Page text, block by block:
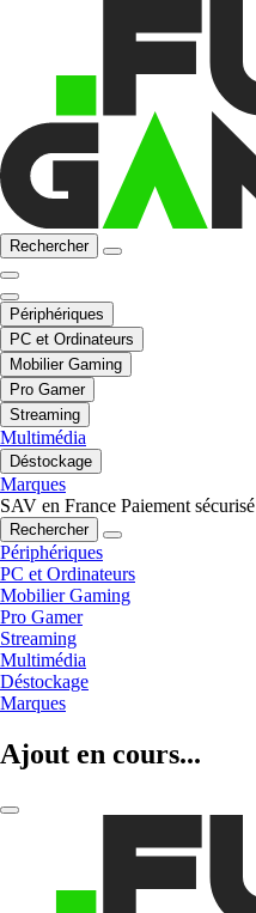
Rechercher
Périphériques
PC et Ordinateurs
Mobilier Gaming
Pro Gamer
Streaming
Multimédia
Déstockage
Marques
SAV en France Paiement sécurisé
Rechercher
Périphériques
PC et Ordinateurs
Mobilier Gaming
Pro Gamer
Streaming
Multimédia
Déstockage
Marques
Ajout en cours...